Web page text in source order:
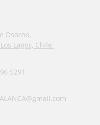
Osorno,
Lagos, Chile.
5291